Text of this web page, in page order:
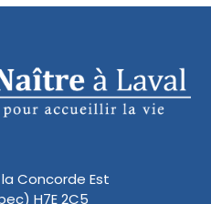
Concorde Est
H7E 2C5